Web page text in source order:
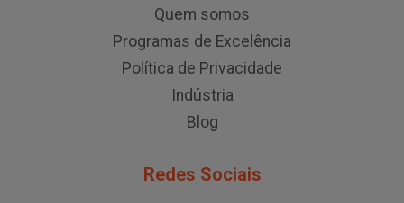
Quem somos
Programas de Excelência
Política de Privacidade
Indústria
Blog
Redes Sociais